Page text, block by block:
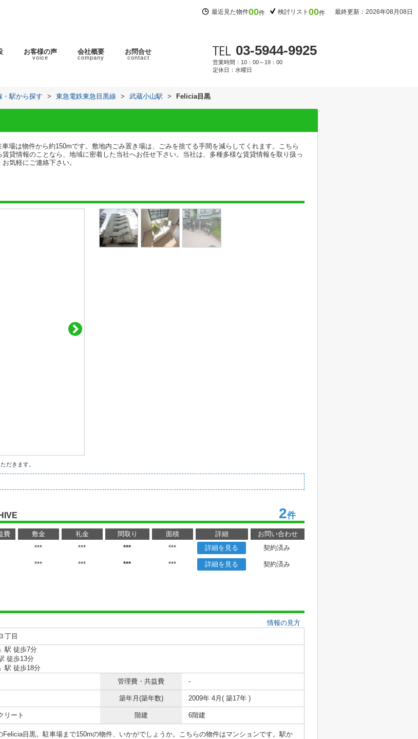
最近見た物件00件 検討リスト 00件 最終更新：2026年08月08日
お客様の声
voice
会社概要
company
お問合せ
contact 03-5944-9925
営業時間：10：00～19：00
定休日：水曜日
・駅から探す > 東急電鉄東急目黒線 > 武蔵小山駅 > Felicia目黒
場は物件から約150mです。敷地内ごみ置き場は、ごみを捨てる手間を減らしてくれます。こちら
貸情報のことなら、地域に密着した当社へお任せ下さい。当社は、多種多様な賃貸情報を取り扱っ
気軽にご連絡下さい。
だきます。
2件
費 敷金 礼金 間取り 面積 詳細
お問い合わせ
*** *** *** *** 詳細を見る 契約済み
*** *** *** *** 詳細を見る
契約済み
情報の見方
３丁目
」駅 徒歩7分
徒歩13分
」駅 徒歩18分
管理費・共益費 -
築年月(築年数) 2009年 4月( 築17年 )
リート 階建 6階建
Felicia目黒。駐車場まで150mの物件、いかがでしょうか。こちらの物件はマンションです。駅か